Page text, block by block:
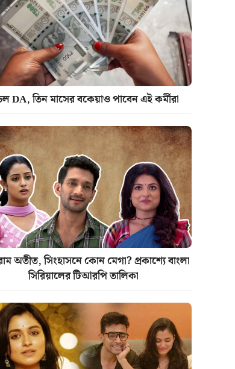
DA, তিন মাসের বকেয়াও পাবেন এই কর্মীরা
অতীত, সিংহাসনে কোন মেগা? প্রকাশ্যে বাংলা
সিরিয়ালের টিআরপি তালিকা